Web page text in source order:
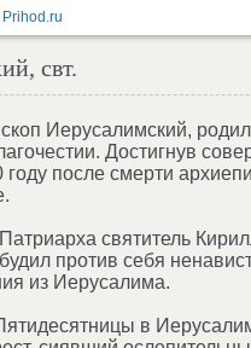
свт.
Иерусалимский,
Достигнув
после смерти
святитель
против себя
из Иерусалима.
в